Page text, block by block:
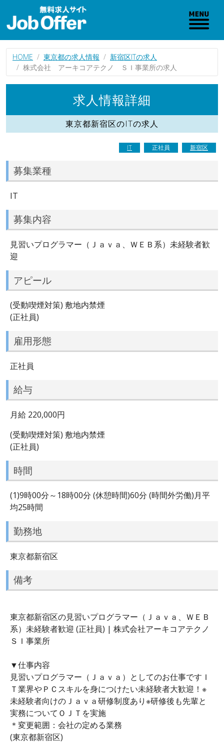
HOME 東京都の求人情報
新宿区ITの求人
株式会社 アーキコアテクノ ＳＩ事業所の求人
求人情報詳細
東京都新宿区のITの求人
IT 正社員 新宿区
募集業種
IT
募集内容
見習いプログラマー（Ｊａｖａ、ＷＥＢ系）未経験者歓
迎
アピール
(受動喫煙対策) 敷地内禁煙
(正社員)
雇用形態
正社員
給与
月給 220,000円
(受動喫煙対策) 敷地内禁煙
(正社員)
時間
(1)9時00分～18時00分 (休憩時間)60分 (時間外労働)月平
均25時間
勤務地
東京都新宿区
備考
東京都新宿区の見習いプログラマー（Ｊａｖａ、ＷＥＢ
系）未経験者歓迎 (正社員) | 株式会社アーキコアテクノ
ＳＩ事業所
▼仕事内容
見習いプログラマー（Ｊａｖａ）としてのお仕事ですＩ
Ｔ業界やＰＣスキルを身につけたい未経験者大歓迎！※
未経験者向けのＪａｖａ研修制度あり※研修後も先輩と
実務についてＯＪＴを実施
＊変更範囲：会社の定める業務
(東京都新宿区)